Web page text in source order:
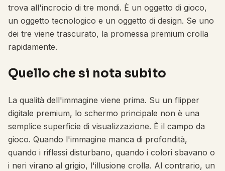
trova all'incrocio di tre mondi. È un oggetto di gioco,
un oggetto tecnologico e un oggetto di design. Se uno
dei tre viene trascurato, la promessa premium crolla
rapidamente.
Quello che si nota subito
La qualità dell'immagine viene prima. Su un flipper
digitale premium, lo schermo principale non è una
semplice superficie di visualizzazione. È il campo da
gioco. Quando l'immagine manca di profondità,
quando i riflessi disturbano, quando i colori sbavano o
i neri virano al grigio, l'illusione crolla. Al contrario, un